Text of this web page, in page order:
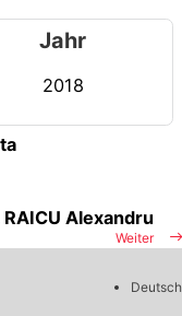
Jahr
2018
Weiter
RAICU Alexandru
Deutsch